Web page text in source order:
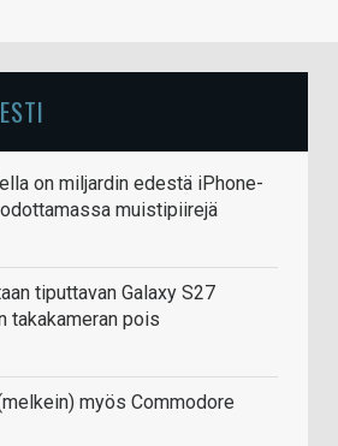
on miljardin edestä iPhone-
muistipiirejä
tiputtavan Galaxy S27
takakameran pois
myös Commodore